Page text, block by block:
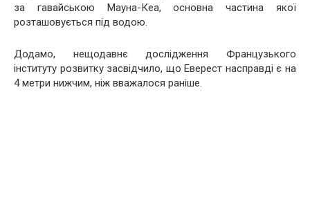
за гавайською Мауна-Кеа, основна частина якої
розташовується під водою.
Додамо, нещодавнє дослідження Французького
інституту розвитку засвідчило, що Еверест насправді є на
4 метри нижчим, ніж вважалося раніше.